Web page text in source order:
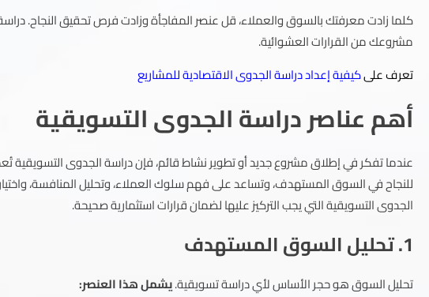
كلما زادت معرفتك بالسوق والعملاء، قل عنصر المفاجأة وزادت فرص تحقيق النجاح.
مشروعك من القرارات العشوائية.
تعرف علىكيفية إعداد دراسة الجدوى الاقتصادية للمشاريع
أهم عناصر دراسة الجدوى التسويقية
عندما تفكر في إطلاق مشروع جديد أو تطوير نشاط قائم، فإن دراسة الجدوى
للنجاح في السوق المستهدف، وتساعد على فهم سلوك العملاء، وتحليل المنافسة،
الجدوى التسويقية التي يجب التركيز عليها لضمان قرارات استثمارية صحيحة.
1. تحليل السوق المستهدف
تحليل السوق هو حجر الأساس لأي دراسة تسويقية.يشمل هذا العنصر: